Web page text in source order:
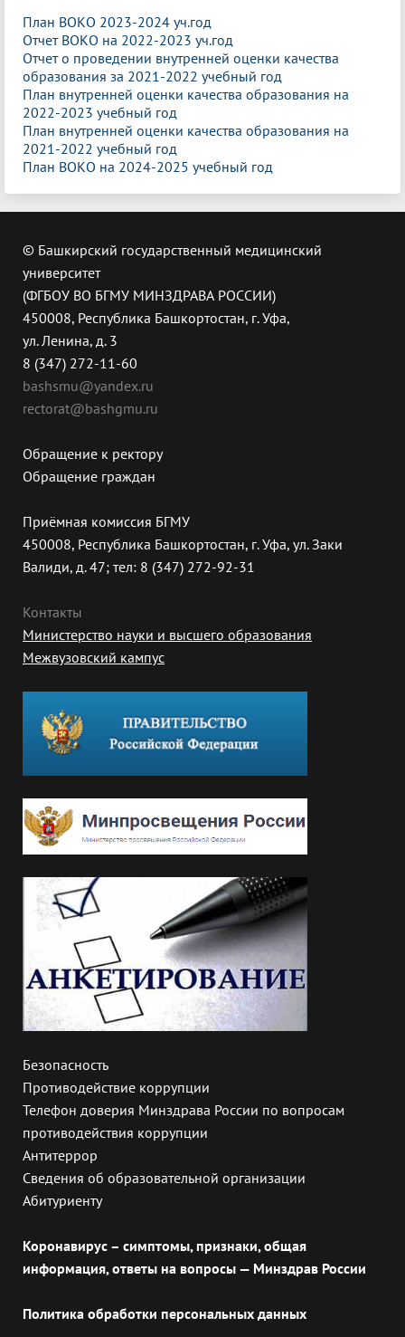
План ВОКО 2023-2024 уч.год
Отчет ВОКО на 2022-2023 уч.год
Отчет о проведении внутренней оценки качества
образования за 2021-2022 учебный год
План внутренней оценки качества образования на
2022-2023 учебный год
План внутренней оценки качества образования на
2021-2022 учебный год
План ВОКО на 2024-2025 учебный год
© Башкирский государственный медицинский
университет
(ФГБОУ ВО БГМУ МИНЗДРАВА РОССИИ)
450008, Республика Башкортостан, г. Уфа,
ул. Ленина, д. 3
8 (347) 272-11-60
bashsmu@yandex.ru
rectorat@bashgmu.ru
Обращение к ректору
Обращение граждан
Приёмная комиссия БГМУ
450008, Республика Башкортостан, г. Уфа, ул. Заки
Валиди, д. 47; тел: 8 (347) 272-92-31
Контакты
Министерство науки и высшего образования
Межвузовский кампус
Безопасность
Противодействие коррупции
Телефон доверия Минздрава России по вопросам
противодействия коррупции
Антитеррор
Сведения об образовательной организации
Абитуриенту
Коронавирус – симптомы, признаки, общая
информация, ответы на вопросы — Минздрав России
Политика обработки персональных данных